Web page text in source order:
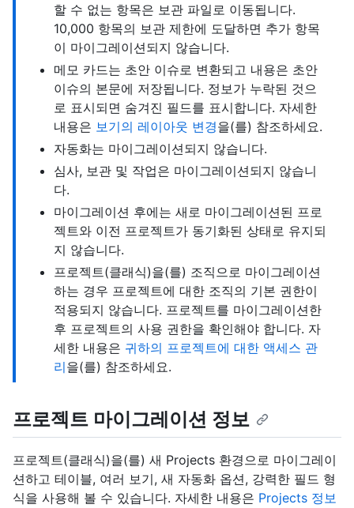
할 수 없는 항목은 보관 파일로 이동됩니다.
10,000 항목의 보관 제한에 도달하면 추가 항목
이 마이그레이션되지 않습니다.
메모 카드는 초안 이슈로 변환되고 내용은 초안
이슈의 본문에 저장됩니다. 정보가 누락된 것으
로 표시되면 숨겨진 필드를 표시합니다. 자세한
내용은 보기의 레이아웃 변경을(를) 참조하세요.
자동화는 마이그레이션되지 않습니다.
심사, 보관 및 작업은 마이그레이션되지 않습니
다.
마이그레이션 후에는 새로 마이그레이션된 프로
젝트와 이전 프로젝트가 동기화된 상태로 유지되
지 않습니다.
프로젝트(클래식)을(를) 조직으로 마이그레이션
하는 경우 프로젝트에 대한 조직의 기본 권한이
적용되지 않습니다. 프로젝트를 마이그레이션한
후 프로젝트의 사용 권한을 확인해야 합니다. 자
세한 내용은 귀하의 프로젝트에 대한 액세스 관
리을(를) 참조하세요.
프로젝트 마이그레이션 정보
프로젝트(클래식)을(를) 새 Projects 환경으로 마이그레이
션하고 테이블, 여러 보기, 새 자동화 옵션, 강력한 필드 형
식을 사용해 볼 수 있습니다. 자세한 내용은 Projects 정보